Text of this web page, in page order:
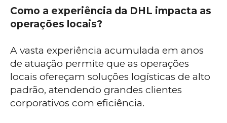
Como a experiência da DHL impacta as
operações locais?
A vasta experiência acumulada em anos
de atuação permite que as operações
locais ofereçam soluções logísticas de alto
padrão, atendendo grandes clientes
corporativos com eficiência.